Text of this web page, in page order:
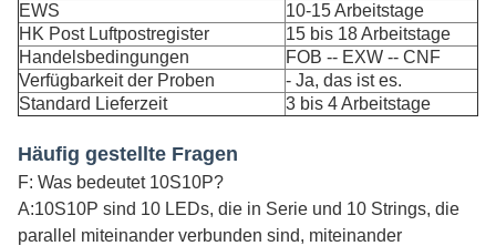
EWS
10-15 Arbeitstage
HK Post Luftpostregister
15 bis 18 Arbeitstage
Handelsbedingungen
FOB -- EXW -- CNF
Verfügbarkeit der Proben
- Ja, das ist es.
Standard Lieferzeit
3 bis 4 Arbeitstage
Häufig gestellte Fragen
F: Was bedeutet 10S10P?
A:10S10P sind 10 LEDs, die in Serie und 10 Strings, die
parallel miteinander verbunden sind, miteinander